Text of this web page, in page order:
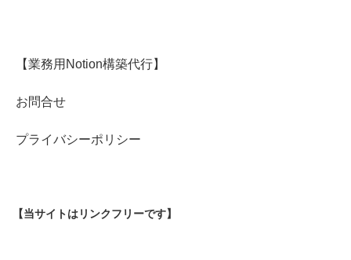
【業務用Notion構築代行】
お問合せ
プライバシーポリシー
【当サイトはリンクフリーです】